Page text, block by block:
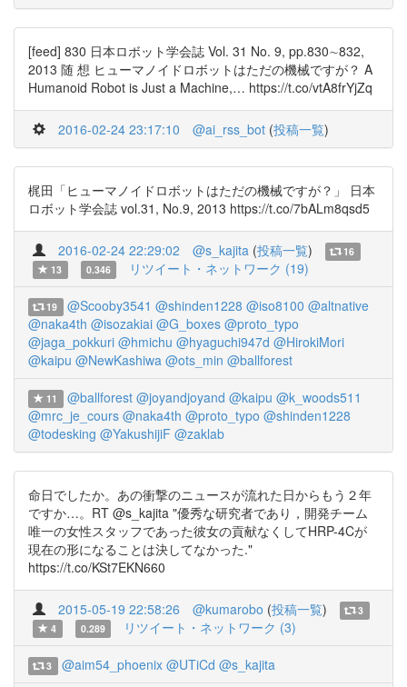
[feed] 830 日本ロボット学会誌 Vol. 31 No. 9, pp.830∼832,
2013 随 想 ヒューマノイドロボットはただの機械ですが？ A
Humanoid Robot is Just a Machine,… https://t.co/vtA8frYjZq
2016-02-24 23:17:10 @ai_rss_bot (投稿一覧)
梶田「ヒューマノイドロボットはただの機械ですが？」 日本
ロボット学会誌 vol.31, No.9, 2013 https://t.co/7bALm8qsd5
2016-02-24 22:29:02 @s_kajita (投稿一覧)
16
13
0.346 リツイート・ネットワーク (19)
19 @Scooby3541 @shinden1228 @iso8100 @altnative
@naka4th @isozakiai @G_boxes @proto_typo
@jaga_pokkuri @hmichu @hyaguchi947d @HirokiMori
@kaipu @NewKashiwa @ots_min @ballforest
11 @ballforest @joyandjoyand @kaipu @k_woods511
@mrc_je_cours @naka4th @proto_typo @shinden1228
@todesking @YakushijiF @zaklab
命日でしたか。あの衝撃のニュースが流れた日からもう２年
ですか…。RT @s_kajita "優秀な研究者であり，開発チーム
唯一の女性スタッフであった彼女の貢献なくしてHRP-4Cが
現在の形になることは決してなかった."
https://t.co/KSt7EKN660
2015-05-19 22:58:26 @kumarobo (投稿一覧)
3
4
0.289 リツイート・ネットワーク (3)
3 @aim54_phoenix @UTiCd @s_kajita